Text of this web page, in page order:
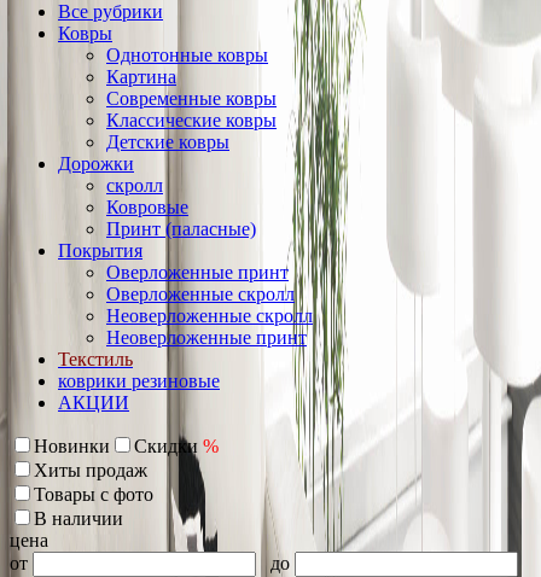
Все рубрики
Ковры
Однотонные ковры
Картина
Современные ковры
Классические ковры
Детские ковры
Дорожки
скролл
Ковровые
Принт (паласные)
Покрытия
Оверложенные принт
Оверложенные скролл
Неоверложенные скролл
Неоверложенные принт
Текстиль
коврики резиновые
АКЦИИ
Новинки Скидки %
Хиты продаж
Товары с фото
В наличии
цена
от
до